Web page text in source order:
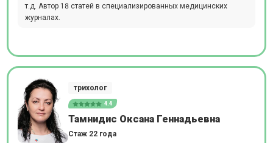
т.д. Автор 18 статей в специализированных медицинских
журналах.
трихолог
4.4
Тамнидис Оксана Геннадьевна
Стаж 22 года